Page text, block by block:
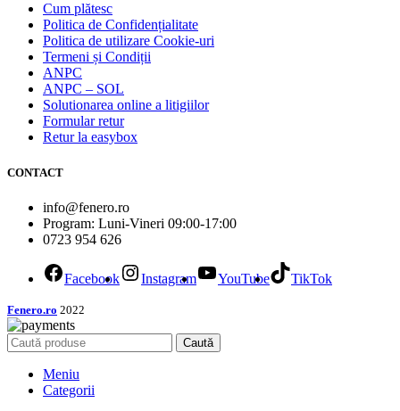
Cum plătesc
Politica de Confidențialitate
Politica de utilizare Cookie-uri
Termeni și Condiții
ANPC
ANPC – SOL
Solutionarea online a litigiilor
Formular retur
Retur la easybox
CONTACT
info@fenero.ro
Program: Luni-Vineri 09:00-17:00
0723 954 626
Facebook Instagram YouTube TikTok
Fenero.ro 2022
Caută
Meniu
Categorii